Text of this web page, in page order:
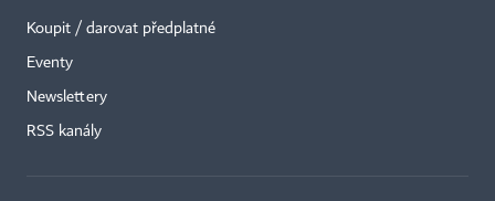
Koupit / darovat předplatné
Eventy
Newslettery
RSS kanály